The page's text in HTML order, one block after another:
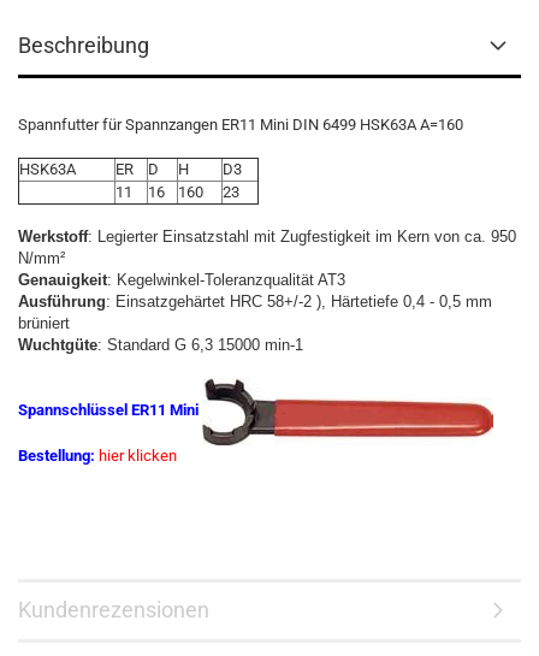
Beschreibung
Spannfutter für Spannzangen ER11 Mini DIN 6499 HSK63A A=160
HSK63A ER D H
D3
11
16 160 23
Werkstoff: Legierter Einsatzstahl mit Zugfestigkeit im Kern von ca. 950
N/mm²
Genauigkeit: Kegelwinkel-Toleranzqualität AT3
Ausführung: Einsatzgehärtet HRC 58+/-2 ), Härtetiefe 0,4 - 0,5 mm
brüniert
Wuchtgüte: Standard G 6,3 15000 min-1
Spannschlüssel ER11 Mini
Bestellung: hier klicken
Kundenrezensionen